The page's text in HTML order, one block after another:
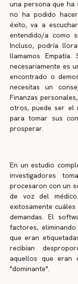
una persona que ha
no ha podido
éxito, va a
entendido/a como
Incluso, podría
llamamos Empatía.
necesariamente es
encontrado o
necesitas un
Finanzas
otros, puede ser el
para tomar sus
prosperar.
En un estudio
investigadores
procesaron con un
de voz del
exitosamente
demandas. El
factores,
que eran
recibían
aquellos que eran
"dominante".